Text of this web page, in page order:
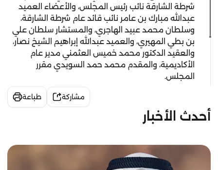
شرطة الشارقة نائب رئيس المجلس، والأعضاء العميد
عبدالله مبارك بن عامر نائب قائد عام شرطة الشارقة،
وسلطان محمد عبيد الهاجري، والمستشار سلطان علي
بن بطي المهيري، والعميد عبدالله إبراهيم الشيخ نصار،
والعقيد الدكتور محمد خميس العثمني مدير عام
الأكاديمية، والمقدم محمد حمد السويدي مقرر
المجلس.‫
مشاركة طباعة
أحدث الأخبار